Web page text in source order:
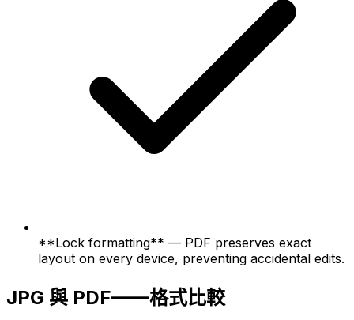
**Lock formatting** — PDF preserves exact
layout on every device, preventing accidental edits.
JPG 與 PDF——格式比較